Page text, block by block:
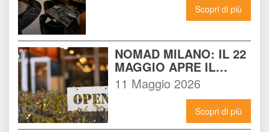
Scopri di più
NOMAD MILANO: IL 22
MAGGIO APRE IL
LOCALE CHE
CAMBIERÀ I VENERDÌ
SERA A MILANO
11 Maggio 2026
Scopri di più